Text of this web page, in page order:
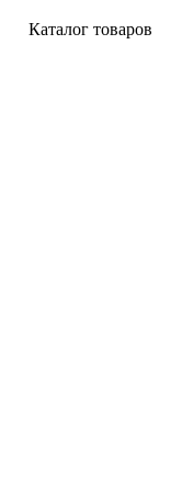
Каталог товаров